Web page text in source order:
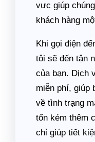
vực giúp
khách hàng
Khi gọi điện
tôi sẽ đến tận
của bạn. Dịch
miễn phí, giúp
về tình trạng
tốn kém thêm
chỉ giúp tiết